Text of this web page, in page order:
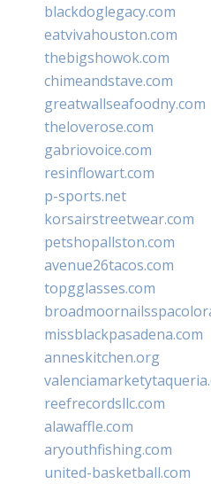
blackdoglegacy.com
eatvivahouston.com
thebigshowok.com
chimeandstave.com
greatwallseafoodny.com
theloverose.com
gabriovoice.com
resinflowart.com
p-sports.net
korsairstreetwear.com
petshopallston.com
avenue26tacos.com
topgglasses.com
missblackpasadena.com
anneskitchen.org
reefrecordsllc.com
alawaffle.com
aryouthfishing.com
united-basketball.com